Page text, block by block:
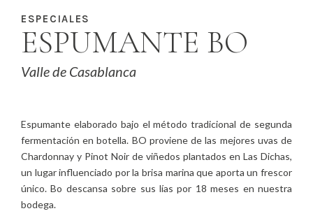
ESPECIALES
ESPUMANTE BO
Valle de Casablanca
Espumante elaborado bajo el método tradicional de segunda
fermentación en botella. BO proviene de las mejores uvas de
Chardonnay y Pinot Noir de viñedos plantados en Las Dichas,
un lugar influenciado por la brisa marina que aporta un frescor
único. Bo descansa sobre sus lías por 18 meses en nuestra
bodega.